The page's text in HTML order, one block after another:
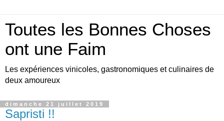
Toutes les Bonnes Choses
ont une Faim
Les expériences vinicoles, gastronomiques et culinaires de
deux amoureux
dimanche 21 juillet 2019
Sapristi !!